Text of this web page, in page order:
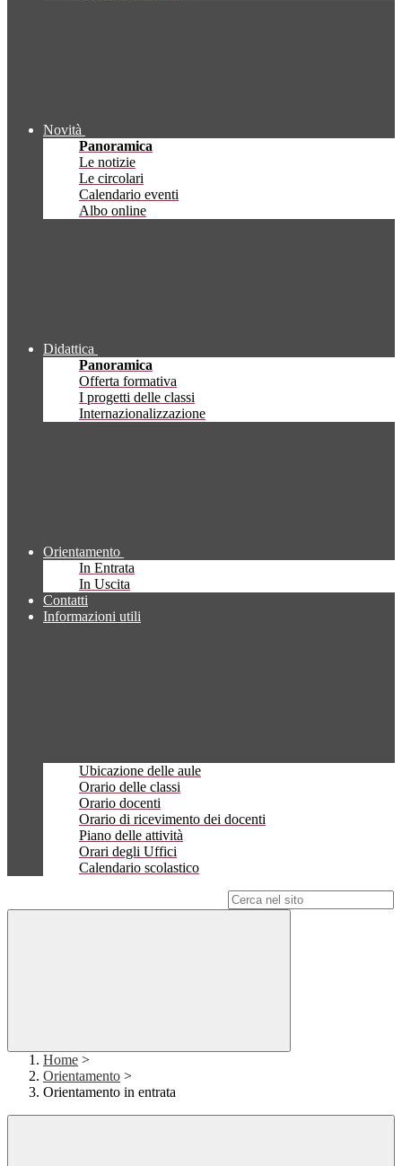
Novità
Panoramica
Le notizie
Le circolari
Calendario eventi
Albo online
Didattica
Panoramica
Offerta formativa
I progetti delle classi
Internazionalizzazione
Orientamento
In Entrata
In Uscita
Contatti
Informazioni utili
Ubicazione delle aule
Orario delle classi
Orario docenti
Orario di ricevimento dei docenti
Piano delle attività
Orari degli Uffici
Calendario scolastico
Home >
Orientamento >
Orientamento in entrata